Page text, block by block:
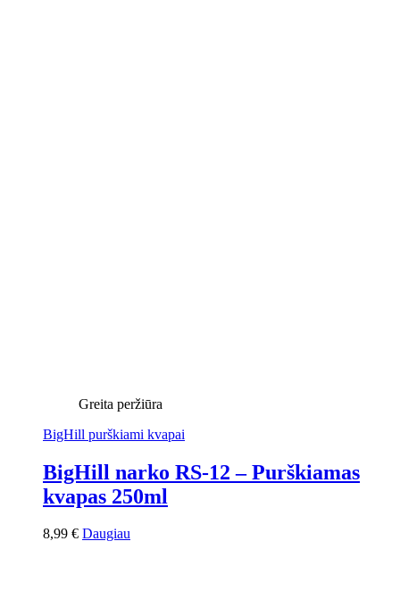
Greita peržiūra
BigHill purškiami kvapai
BigHill narko RS-12 – Purškiamas
kvapas 250ml
8,99 € Daugiau